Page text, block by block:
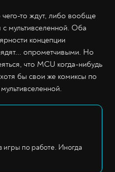
то ждут, либо вообще
с мультивселенной. Оба
концепции
опрометчивыми. Но
что MCU когда-нибудь
бы свои же комиксы по
игры по работе. Иногда